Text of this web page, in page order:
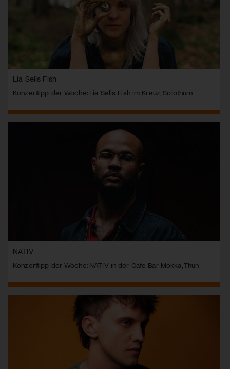
Lia Sells Fish
Konzerttipp der Woche: Lia Sells Fish im Kreuz, Solothurn
NATIV
Konzerttipp der Woche: NATIV in der Cafe Bar Mokka, Thun